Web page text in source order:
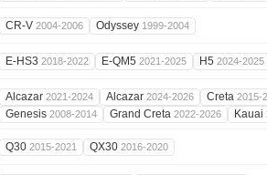
CR-V 2004-2006 Odyssey 1999-2004
E-HS3 2018-2022 E-QM5 2021-2025 H5 2024-2025
Alcazar 2021-2024 Alcazar 2024-2026 Creta 2015-
Genesis 2008-2014 Grand Creta 2022-2026 Kauai
Q30 2015-2021 QX30 2016-2020